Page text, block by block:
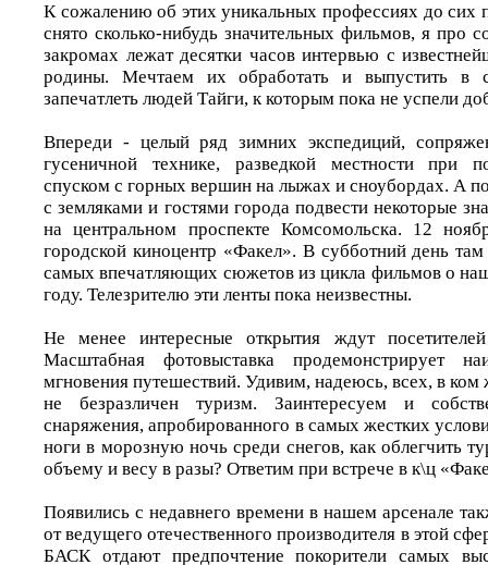
К сожалению об этих уникальных профессиях до сих
снято сколько-нибудь значительных фильмов, я про
закромах лежат десятки часов интервью с
родины. Мечтаем их обработать и выпустить в
запечатлеть людей Тайги, к которым пока не успели
Впереди - целый ряд зимних экспедиций,
гусеничной технике, разведкой местности при
спуском с горных вершин на лыжах и сноубордах. А
с земляками и гостями города подвести некоторые
на центральном проспекте Комсомольска. 12
городской киноцентр «Факел». В субботний день там
самых впечатляющих сюжетов из цикла фильмов о
году. Телезрителю эти ленты пока неизвестны.
Не менее интересные открытия ждут
Масштабная фотовыставка продемонстрирует
мгновения путешествий. Удивим, надеюсь, всех, в
не безразличен туризм. Заинтересуем и
снаряжения, апробированного в самых жестких
ноги в морозную ночь среди снегов, как облегчить
объему и весу в разы? Ответим при встрече в к\ц
Появились с недавнего времени в нашем арсенале
от ведущего отечественного производителя в этой
БАСК отдают предпочтение покорители самых